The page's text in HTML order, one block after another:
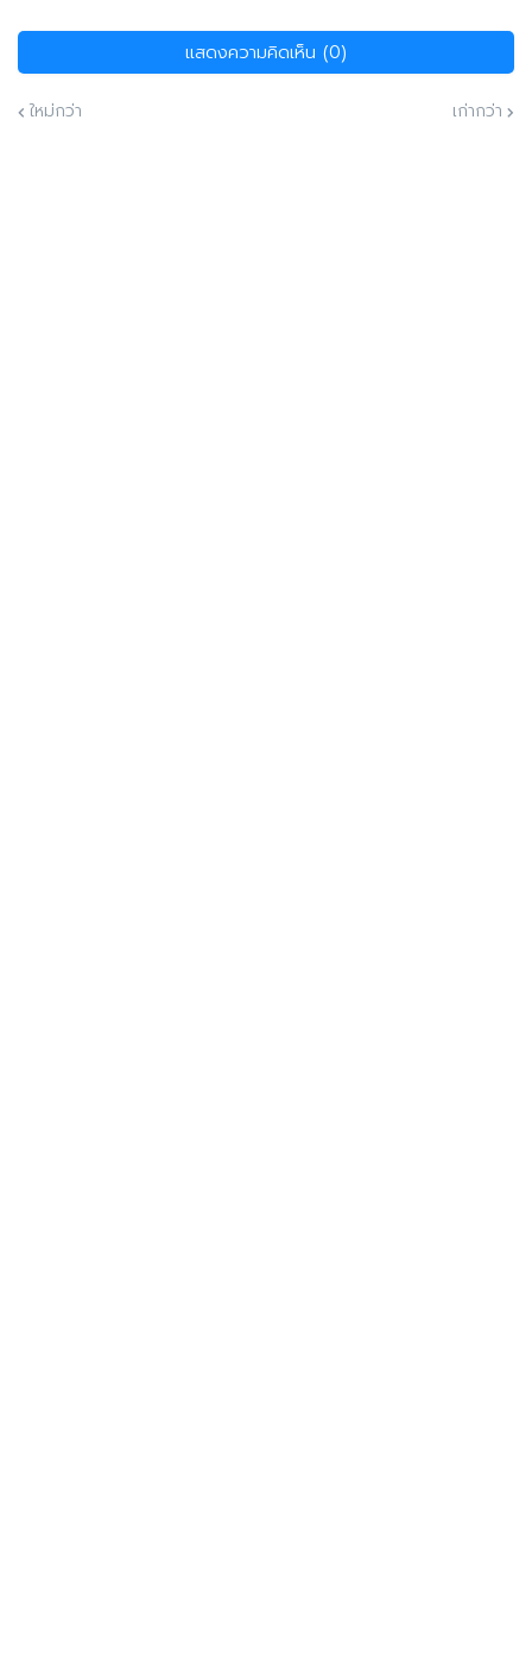
แสดงความคิดเห็น (0)
ใหม่กว่า เก่ากว่า